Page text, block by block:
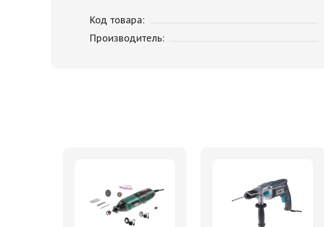
Код товара:
Производитель: